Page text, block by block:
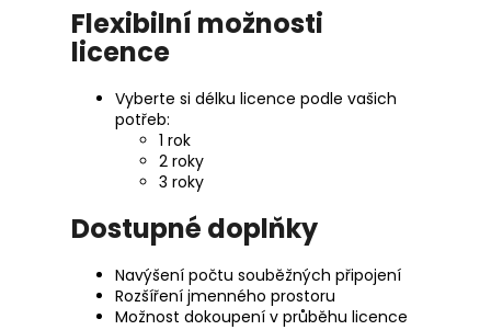
Flexibilní možnosti
licence
Vyberte si délku licence podle vašich
potřeb:
1 rok
2 roky
3 roky
Dostupné doplňky
Navýšení počtu souběžných připojení
Rozšíření jmenného prostoru
Možnost dokoupení v průběhu licence